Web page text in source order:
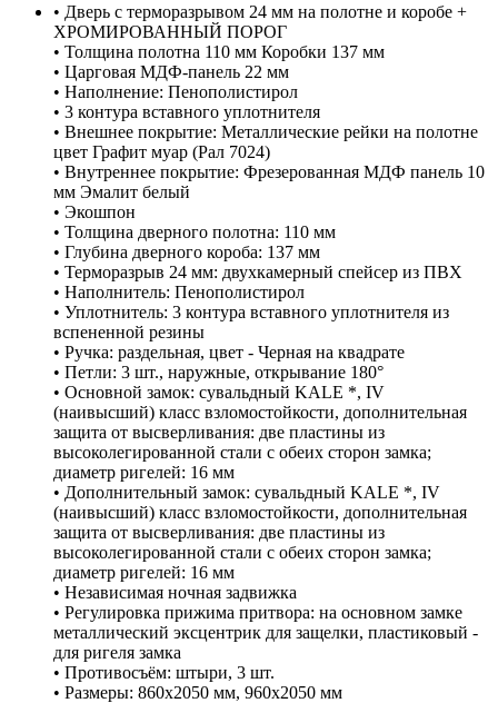
• Дверь с терморазрывом 24 мм на полотне и коробе +
ХРОМИРОВАННЫЙ ПОРОГ
• Толщина полотна 110 мм Коробки 137 мм
• Царговая МДФ-панель 22 мм
• Наполнение: Пенополистирол
• 3 контура вставного уплотнителя
• Внешнее покрытие: Металлические рейки на полотне
цвет Графит муар (Рал 7024)
• Внутреннее покрытие: Фрезерованная МДФ панель 10
мм Эмалит белый
• Экошпон
• Толщина дверного полотна: 110 мм
• Глубина дверного короба: 137 мм
• Терморазрыв 24 мм: двухкамерный спейсер из ПВХ
• Наполнитель: Пенополистирол
• Уплотнитель: 3 контура вставного уплотнителя из
вспененной резины
• Ручка: раздельная, цвет - Черная на квадрате
• Петли: 3 шт., наружные, открывание 180°
• Основной замок: сувальдный KALE *, IV
(наивысший) класс взломостойкости, дополнительная
защита от высверливания: две пластины из
высоколегированной стали с обеих сторон замка;
диаметр ригелей: 16 мм
• Дополнительный замок: сувальдный KALE *, IV
(наивысший) класс взломостойкости, дополнительная
защита от высверливания: две пластины из
высоколегированной стали с обеих сторон замка;
диаметр ригелей: 16 мм
• Независимая ночная задвижка
• Регулировка прижима притвора: на основном замке
металлический эксцентрик для защелки, пластиковый -
для ригеля замка
• Противосъём: штыри, 3 шт.
• Размеры: 860х2050 мм, 960х2050 мм